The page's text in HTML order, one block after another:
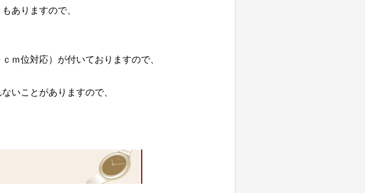
ありますので、
ｍ位対応）が付いておりますので、
いことがありますので、